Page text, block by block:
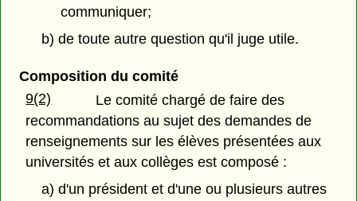
communiquer;
b) de toute autre question qu'il juge utile.
Composition du comité
9(2)
Le comité chargé de faire des
recommandations au sujet des demandes de
renseignements sur les élèves présentées aux
universités et aux collèges est composé :
a) d'un président et d'une ou plusieurs autres